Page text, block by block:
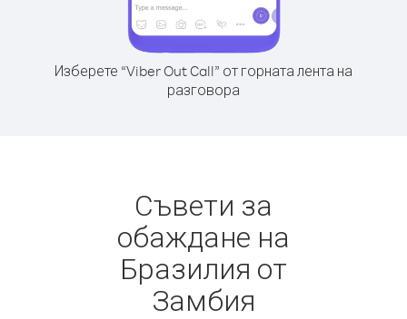
Изберете “Viber Out Call” от горната лента на
разговора
Съвети за
обаждане на
Бразилия от
Замбия